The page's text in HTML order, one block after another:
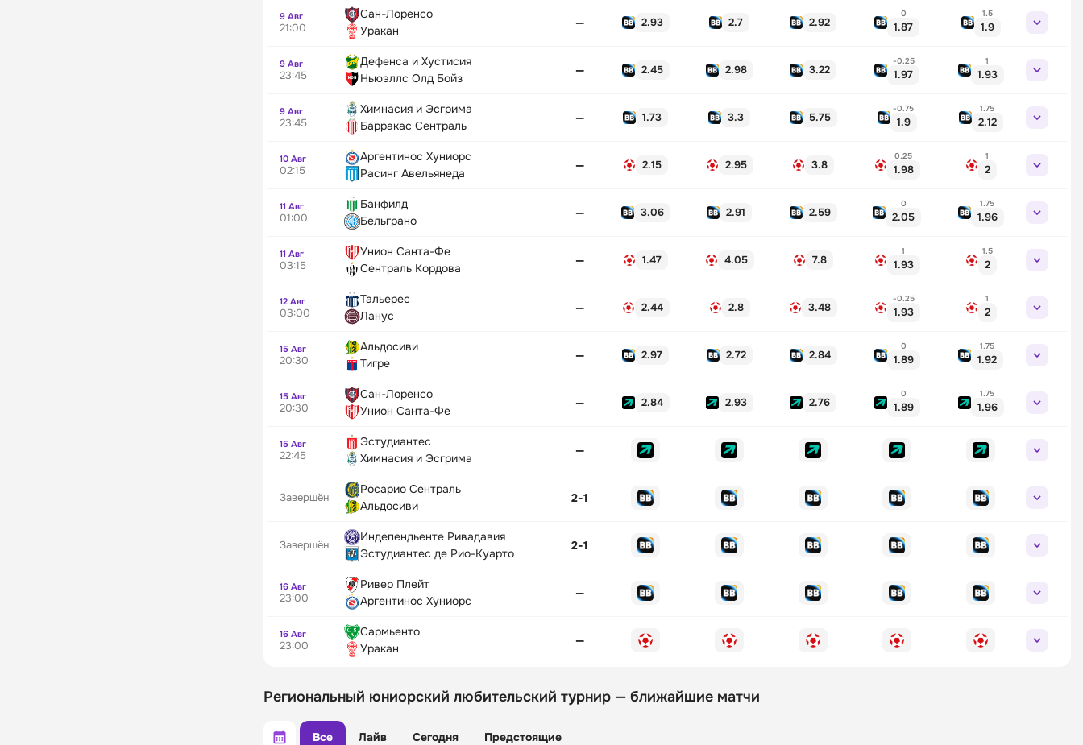
9 Авг
21:00
Сан-Лоренсо
Уракан
— 2.93 2.7 2.92
0
1.87
1.5
1.9
9 Авг
23:45
Дефенса и Хустисия
Ньюэллс Олд Бойз
— 2.45 2.98 3.22
-0.25
1.97
1
1.93
9 Авг
23:45
Химнасия и Эсгрима
Барракас Сентраль
— 1.73 3.3 5.75
-0.75
1.9
1.75
2.12
10 Авг
02:15
Аргентинос Хуниорс
Расинг Авельянеда
— 2.15 2.95 3.8
0.25
1.98
1
2
11 Авг
01:00
Банфилд
Бельграно
— 3.06 2.91 2.59
0
2.05
1.75
1.96
11 Авг
03:15
Унион Санта-Фе
Сентраль Кордова
— 1.47 4.05 7.8
1
1.93
1.5
2
12 Авг
03:00
Тальерес
Ланус
— 2.44 2.8 3.48
-0.25
1.93
1
2
15 Авг
20:30
Альдосиви
Тигре
— 2.97 2.72 2.84
0
1.89
1.75
1.92
15 Авг
20:30
Сан-Лоренсо
Унион Санта-Фе
— 2.84 2.93 2.76
0
1.89
1.75
1.96
15 Авг
22:45
Эстудиантес
Химнасия и Эсгрима
—
Завершён
Росарио Сентраль
Альдосиви
2-1
Завершён
Индепендьенте Ривадавия
Эстудиантес де Рио-Куарто
2-1
16 Авг
23:00
Ривер Плейт
Аргентинос Хуниорс
—
16 Авг
23:00
Сармьенто
Уракан
—
Региональный юниорский любительский турнир — ближайшие матчи
Все Лайв Сегодня Предстоящие